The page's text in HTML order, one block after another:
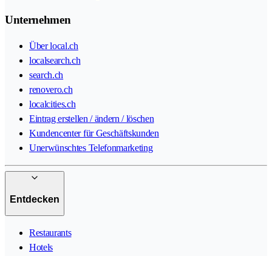
Unternehmen
Über local.ch
localsearch.ch
search.ch
renovero.ch
localcities.ch
Eintrag erstellen / ändern / löschen
Kundencenter für Geschäftskunden
Unerwünschtes Telefonmarketing
Entdecken
Restaurants
Hotels